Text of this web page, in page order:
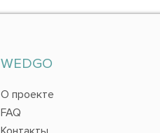
WEDGO
О проекте
FAQ